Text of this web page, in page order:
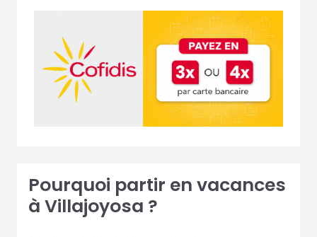
Pourquoi partir en vacances
à Villajoyosa ?